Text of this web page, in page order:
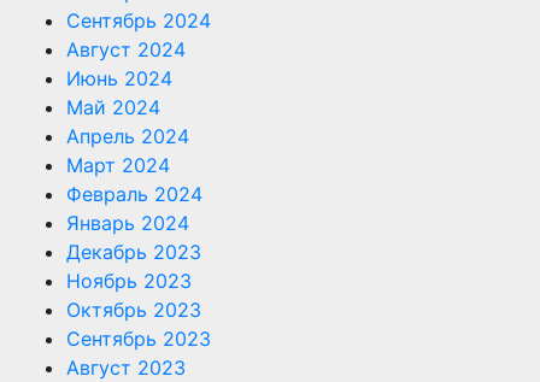
Сентябрь 2024
Август 2024
Июнь 2024
Май 2024
Апрель 2024
Март 2024
Февраль 2024
Январь 2024
Декабрь 2023
Ноябрь 2023
Октябрь 2023
Сентябрь 2023
Август 2023